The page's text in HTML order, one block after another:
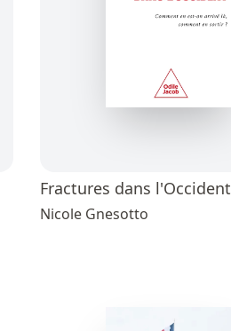
Fractures dans l'Occident
Nicole Gnesotto